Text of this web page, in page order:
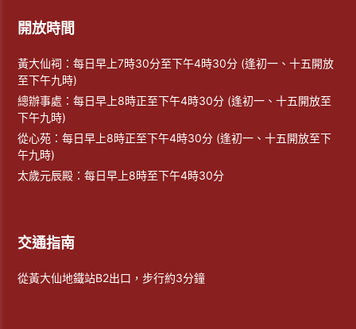
開放時間
黃大仙祠：每日早上7時30分至下午4時30分 (逢初一、十五開放
至下午九時)
總辦事處：每日早上8時正至下午4時30分 (逢初一、十五開放至
下午九時)
從心苑：每日早上8時正至下午4時30分 (逢初一、十五開放至下
午九時)
太歲元辰殿：每日早上8時至下午4時30分
交通指南
從黃大仙地鐵站B2出口，步行約3分鐘